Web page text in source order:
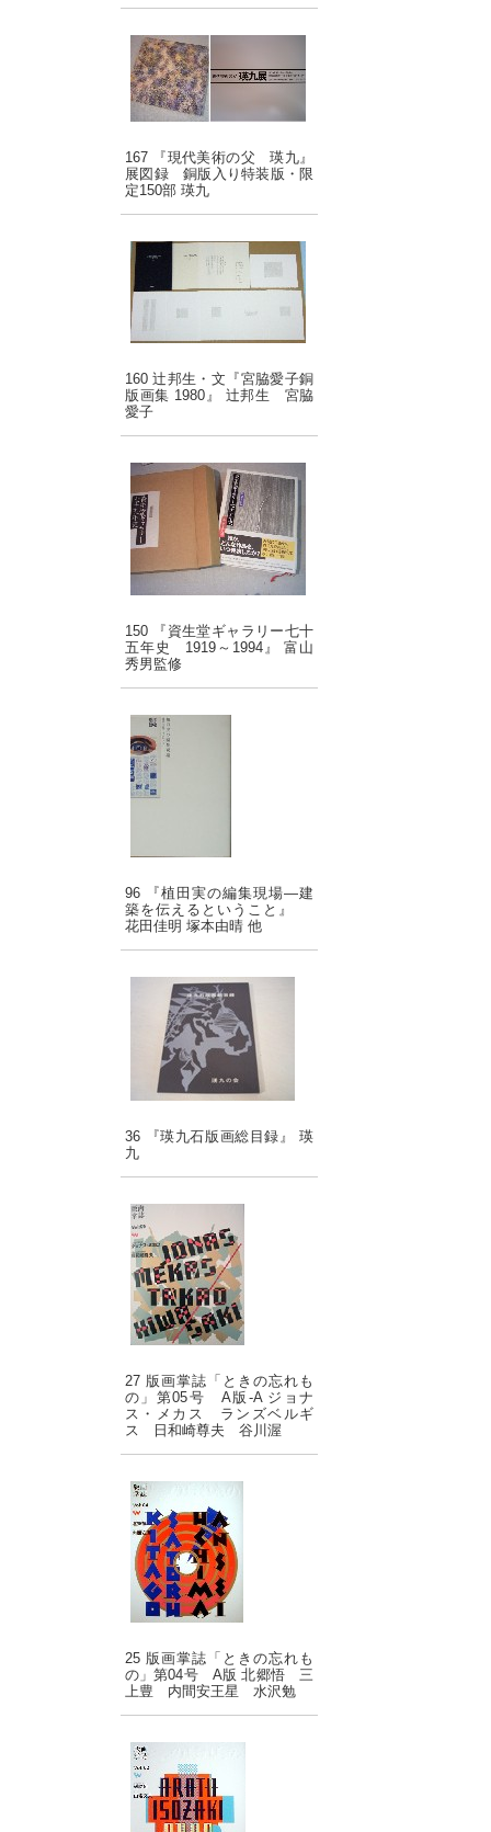
167 『現代美術の父 瑛九』
展図録 銅版入り特装版・限
定150部 瑛九
160 辻邦生・文『宮脇愛子銅
版画集 1980』 辻邦生 宮脇
愛子
150 『資生堂ギャラリー七十
五年史 1919～1994』 富山
秀男監修
96 『植田実の編集現場―建
築を伝えるということ』
花田佳明 塚本由晴 他
36 『瑛九石版画総目録』 瑛
九
27 版画掌誌「ときの忘れも
の」第05号 A版-A ジョナ
ス・メカス ランズベルギ
ス 日和崎尊夫 谷川渥
25 版画掌誌「ときの忘れも
の」第04号 A版 北郷悟 三
上豊 内間安王星 水沢勉